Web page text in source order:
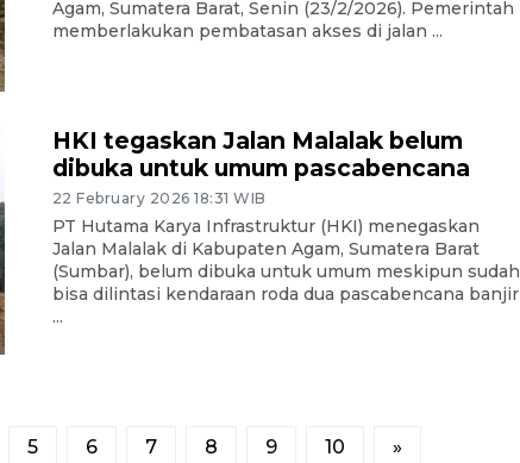
Agam, Sumatera Barat, Senin (23/2/2026). Pemerintah
memberlakukan pembatasan akses di jalan ...
HKI tegaskan Jalan Malalak belum
dibuka untuk umum pascabencana
22 February 2026 18:31 WIB
PT Hutama Karya Infrastruktur (HKI) menegaskan
Jalan Malalak di Kabupaten Agam, Sumatera Barat
(Sumbar), belum dibuka untuk umum meskipun sudah
bisa dilintasi kendaraan roda dua pascabencana banjir
...
5 6 7 8 9 10 »
Penyelesaian pembentukan
Kopdes Merah Putih di